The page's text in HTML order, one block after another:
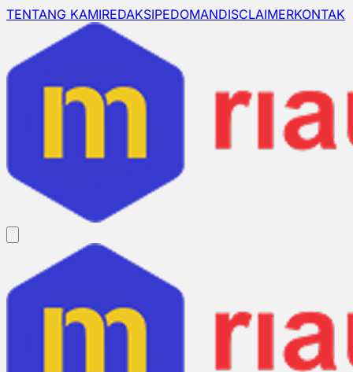
TENTANG KAMIREDAKSIPEDOMANDISCLAIMERKONTAK